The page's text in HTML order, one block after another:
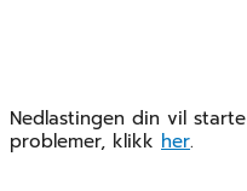
Nedlastingen din vil
problemer, klikk her.